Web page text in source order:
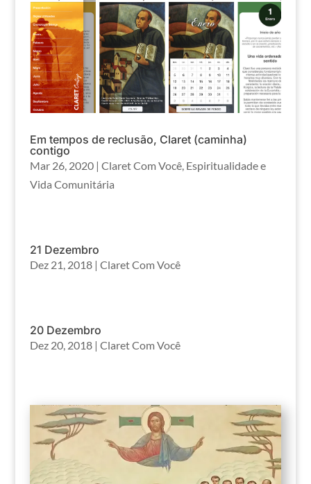
Em tempos de reclusão, Claret (caminha)
contigo
Mar 26, 2020| Claret Com Você, Espiritualidade e
Vida Comunitária
21 Dezembro
Dez 21, 2018| Claret Com Você
20 Dezembro
Dez 20, 2018| Claret Com Você